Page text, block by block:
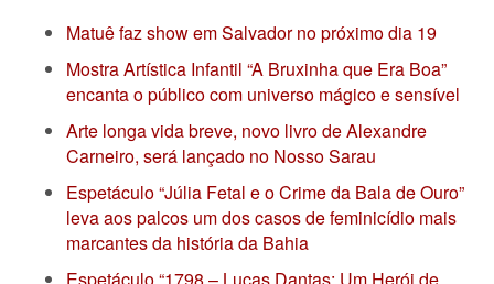
Matuê faz show em Salvador no próximo dia 19
Mostra Artística Infantil “A Bruxinha que Era Boa”
encanta o público com universo mágico e sensível
Arte longa vida breve, novo livro de Alexandre
Carneiro, será lançado no Nosso Sarau
Espetáculo “Júlia Fetal e o Crime da Bala de Ouro”
leva aos palcos um dos casos de feminicídio mais
marcantes da história da Bahia